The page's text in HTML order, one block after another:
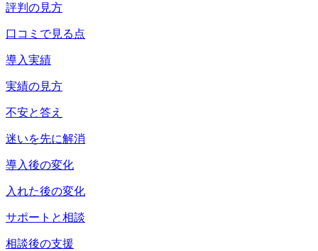
評判の見方
口コミで見る点
導入実績
実績の見方
不安と答え
迷いを先に解消
導入後の変化
入れた後の変化
サポートと相談
相談後の支援